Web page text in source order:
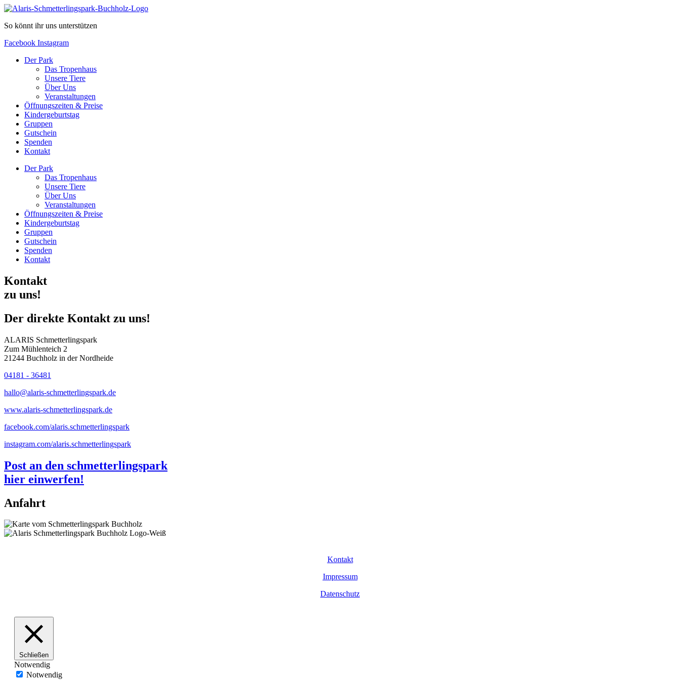
So könnt ihr uns unterstützen
Facebook Instagram
Der Park
Das Tropenhaus
Unsere Tiere
Über Uns
Veranstaltungen
Öffnungszeiten & Preise
Kindergeburtstag
Gruppen
Gutschein
Spenden
Kontakt
Der Park
Das Tropenhaus
Unsere Tiere
Über Uns
Veranstaltungen
Öffnungszeiten & Preise
Kindergeburtstag
Gruppen
Gutschein
Spenden
Kontakt
Kontakt
zu uns!
Der direkte Kontakt zu uns!
ALARIS Schmetterlingspark
Zum Mühlenteich 2
21244 Buchholz in der Nordheide
04181 - 36481
hallo@alaris-schmetterlingspark.de
www.alaris-schmetterlingspark.de
facebook.com/alaris.schmetterlingspark
instagram.com/alaris.schmetterlingspark
Post an den schmetterlingspark
hier einwerfen!
Anfahrt
Kontakt
Impressum
Datenschutz
Schließen
Notwendig
Notwendig